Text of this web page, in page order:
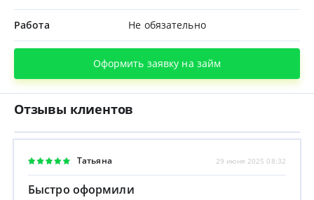
Работа Не обязательно
Оформить заявку на займ
Отзывы клиентов
Татьяна 29 июня 2025 08:32
Быстро оформили